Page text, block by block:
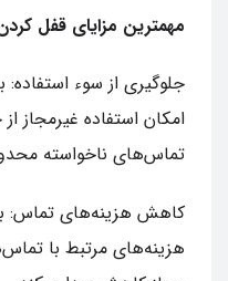
مهمترین مزایای قفل کردن
جلوگیری از سوء استفاده:
امکان استفاده غیرمجاز
تماس‌های ناخواسته
کاهش هزینه‌های تماس:
هزینه‌های مرتبط با